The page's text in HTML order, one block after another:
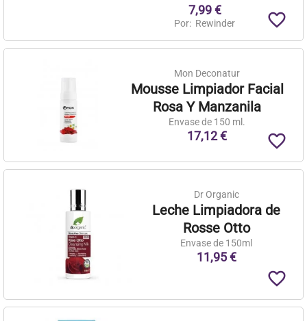
7,99 €
Por: Rewinder favorite_border
Mon Deconatur
Mousse Limpiador Facial
Rosa Y Manzanila
Envase de 150 ml.
17,12 € favorite_border
Dr Organic
Leche Limpiadora de
Rosse Otto
Envase de 150ml
11,95 €
favorite_border